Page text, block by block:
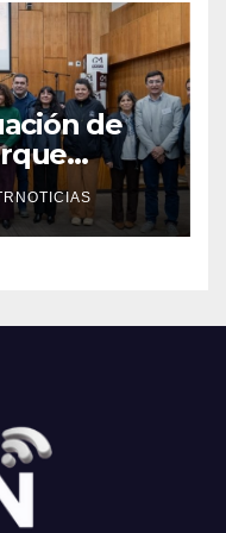
de
en el